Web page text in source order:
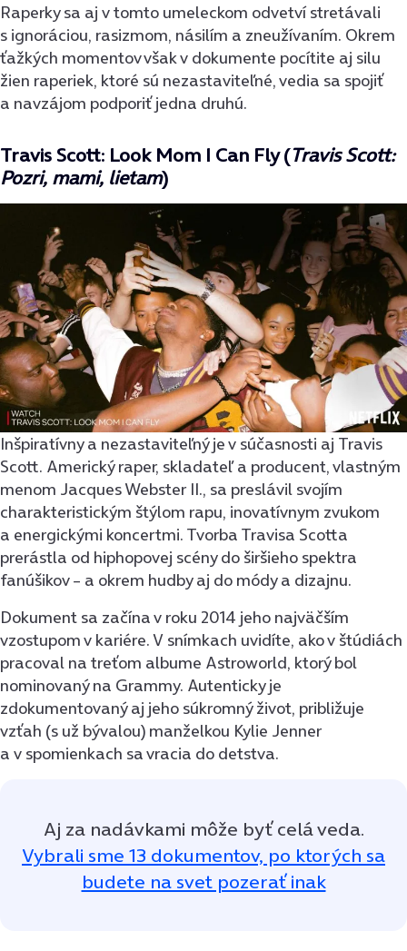
Raperky sa aj v tomto umeleckom odvetví stretávali
s ignoráciou, rasizmom, násilím a zneužívaním. Okrem
ťažkých momentov však v dokumente pocítite aj silu
žien raperiek, ktoré sú nezastaviteľné, vedia sa spojiť
a navzájom podporiť jedna druhú.
Travis Scott: Look Mom I Can Fly (Travis Scott:
Pozri, mami, lietam)
Inšpiratívny a nezastaviteľný je v súčasnosti aj Travis
Scott. Americký raper, skladateľ a producent, vlastným
menom Jacques Webster II., sa preslávil svojím
charakteristickým štýlom rapu, inovatívnym zvukom
a energickými koncertmi. Tvorba Travisa Scotta
prerástla od hiphopovej scény do širšieho spektra
fanúšikov – a okrem hudby aj do módy a dizajnu.
Dokument sa začína v roku 2014 jeho najväčším
vzostupom v kariére. V snímkach uvidíte, ako v štúdiách
pracoval na treťom albume Astroworld, ktorý bol
nominovaný na Grammy. Autenticky je
zdokumentovaný aj jeho súkromný život, približuje
vzťah (s už bývalou) manželkou Kylie Jenner
a v spomienkach sa vracia do detstva.
Aj za nadávkami môže byť celá veda.
Vybrali sme 13 dokumentov, po ktorých sa
budete na svet pozerať inak